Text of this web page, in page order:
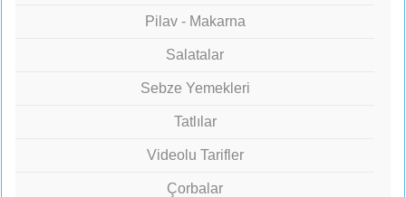
Pilav - Makarna
Salatalar
Sebze Yemekleri
Tatlılar
Videolu Tarifler
Çorbalar